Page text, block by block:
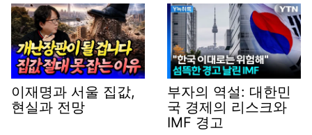
이재명과 서울 집값,
현실과 전망
부자의 역설: 대한민
국 경제의 리스크와
IMF 경고